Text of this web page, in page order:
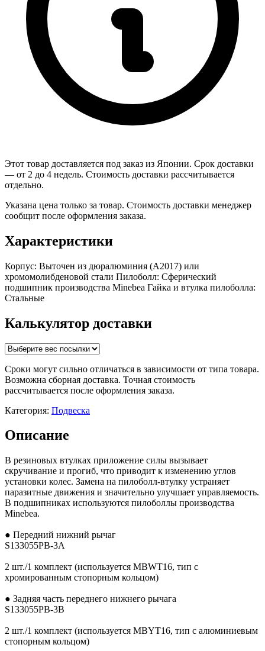
Этот товар доставляется под заказ из Японии. Срок доставки
— от 2 до 4 недель. Стоимость доставки рассчитывается
отдельно.
Указана цена только за товар. Стоимость доставки менеджер
сообщит после оформления заказа.
Характеристики
Корпус: Выточен из дюралюминия (A2017) или
хромомолибденовой стали Пилоболл: Сферический
подшипник производства Minebea Гайка и втулка пилоболла:
Стальные
Калькулятор доставки
Сроки могут сильно отличаться в зависимости от типа товара.
Возможна сборная доставка. Точная стоимость
рассчитывается после оформления заказа.
Категория: Подвеска
Описание
В резиновых втулках приложение силы вызывает
скручивание и прогиб, что приводит к изменению углов
установки колес. Замена на пилоболл-втулку устраняет
паразитные движения и значительно улучшает управляемость.
В подшипниках используются пилоболлы производства
Minebea.
● Передний нижний рычаг
S133055PB-3A
2 шт./1 комплект (используется MBWT16, тип с
хромированным стопорным кольцом)
● Задняя часть переднего нижнего рычага
S133055PB-3B
2 шт./1 комплект (используется MBYT16, тип с алюминиевым
стопорным кольцом)